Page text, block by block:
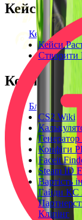
Кейси
Кейси КС2
Кейси
Створити
Корисне
Блог
CS2 Wiki
Генератор
Конфіги
Faceit
Steam ID
Вартість
Гайди КС
Кліпінг